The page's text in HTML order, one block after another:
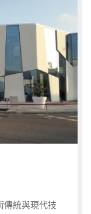
傳統與現代技